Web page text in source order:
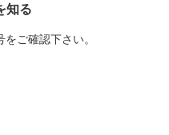
知る
ご確認下さい。